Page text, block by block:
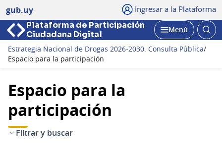
gub.uy Ingresar a la Plataforma
Plataforma de Participación
Ciudadana Digital
Abrir
Menú
Estrategia Nacional de Drogas 2026-2030. Consulta Pública/
Espacio para la participación
Espacio para la
participación
Filtrar y buscar